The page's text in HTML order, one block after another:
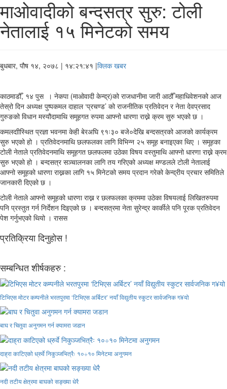
माओवादीको बन्दसत्र सुरु: टोली
नेतालाई १५ मिनेटको समय
बुधबार, पौष १४, २०७८ | १४:२१:४१ |क्लिक खबर
काठमाडौँ, १४ पुस । नेकपा (माओवादी केन्द्र)को राजधानीमा जारी आठौँ महाधिवेशनको आज
तेस्रो दिन अध्यक्ष पुष्पकमल दाहाल ‘प्रचण्ड’ को राजनीतिक प्रतिवेदन र नेता देवप्रसाद
गुरुङको विधान मस्यौदामाथि समूहगत रुपमा आफ्नो धारणा राख्ने क्रम सुरु भएको छ ।
कमलदाीस्थित प्रज्ञा भवनमा केही बेरअघि ९१ः३० बजे०देखि बन्दसत्रको आजको कार्यक्रम
सुरु भएको हो । प्रतिवेदनमाथि छलफलका लागि विभिन्न २५ समूह बनाइएका थिए । समूहका
टोली नेताले प्रतिवेदनमाथि समूहगत छलफलमा उठेका विषय वस्तुमाथि आफ्नो धारणा राख्ने क्रम
सुरु भएको हो । बन्दसत्र सञ्चालनका लागि तय गरिएको अध्यक्ष मण्डलले टोली नेतालाई
आफ्नो समूहको धारणा राख्नका लागि १५ मिनेटको समय प्रदान गरेको केन्द्रीय प्रचार समितिले
जानकारी दिएको छ ।
टोली नेताले आफ्नो समूहको धारणा राख्न र छलफलका क्रममा उठेका विषयलाई लिखितरुपमा
पनि प्रस्तुत गर्न निर्देशन दिइएको छ । बन्दसत्रमा नेता सुरेन्द्र कार्कीले पनि पूरक प्रतिवेदन
पेश गर्नुभएको थियो । रासस
प्रतिक्रिया दिनुहोस !
सम्बन्धित शीर्षकहरु :
टिभिएस मोटर कम्पनीले भरतपुरमा ‘टिभिएस अर्बिटर’ नयाँ विद्युतीय स्कुटर सार्वजनिक ग¥यो
बाघ र चितुवा अनुगमन गर्न क्यामरा जडान
दाह्रा काटिएको ध्रुर्वे निकुञ्जभित्रैः १०÷१० मिनेटमा अनुगमन
नदी तटीय क्षेत्रमा बाघको सङ्ख्या धेरै